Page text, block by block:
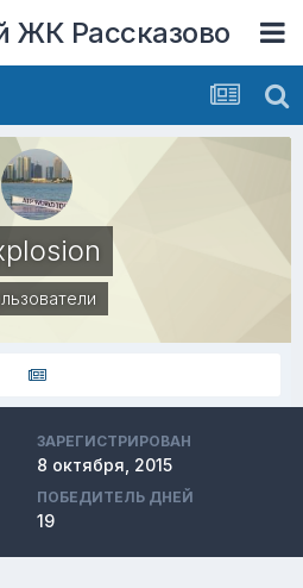
ЖК Рассказово
ЗАРЕГИСТРИРОВАН
8 октября, 2015
ПОБЕДИТЕЛЬ ДНЕЙ
19